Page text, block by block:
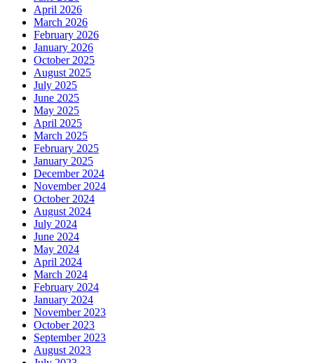
April 2026
March 2026
February 2026
January 2026
October 2025
August 2025
July 2025
June 2025
May 2025
April 2025
March 2025
February 2025
January 2025
December 2024
November 2024
October 2024
August 2024
July 2024
June 2024
May 2024
April 2024
March 2024
February 2024
January 2024
November 2023
October 2023
September 2023
August 2023